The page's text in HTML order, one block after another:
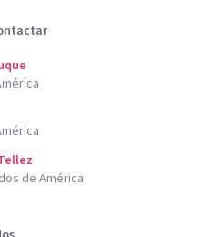
de América